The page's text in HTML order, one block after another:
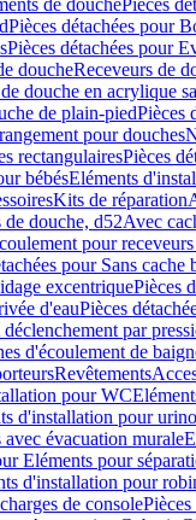
de douchePièces
Pièces détachées pour
Pièces détachées pour
doucheReceveurs de
douche en acrylique
de plain-piedPièces
pour douches
rectangulairesPièces
bébésEléments
Kits de réparation
douche, d52Avec
pour
pour Sans cache
excentriquePièces
d'eauPièces
déclenchement par
d'écoulement de
Revêtements
pour WC
d'installation pour
évacuation murale
Eléments pour
d'installation pour
de console